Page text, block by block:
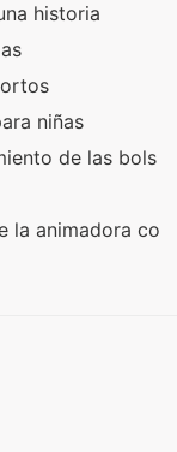
historia
niñas
de las bols
la animadora co